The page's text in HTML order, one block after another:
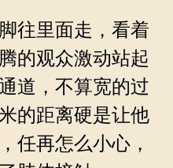
往里面走，看着
的观众激动站起
道，不算宽的过
的距离硬是让他
任再怎么小心，